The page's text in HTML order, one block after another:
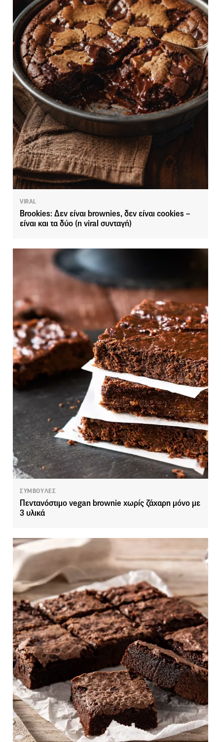
VIRAL
Brookies: Δεν είναι brownies, δεν είναι cookies –
είναι και τα δύο (η viral συνταγή)
ΣΥΜΒΟΥΛΕΣ
Πεντανόστιμο vegan brownie χωρίς ζάχαρη μόνο με
3 υλικά